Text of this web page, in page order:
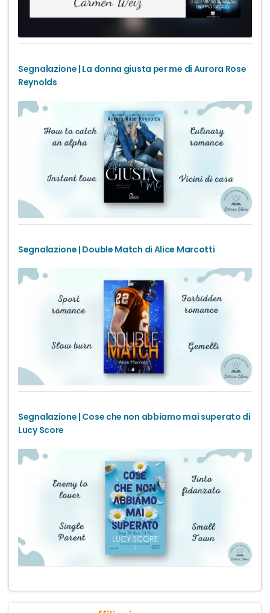
Segnalazione | La donna giusta per me di Aurora Rose
Reynolds
Segnalazione | Double Match di Alice Marcotti
Segnalazione | Cose che non abbiamo mai superato di
Lucy Score